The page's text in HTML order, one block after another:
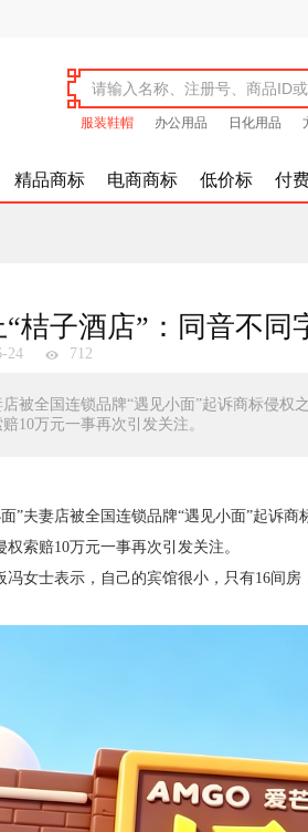
服装鞋帽 办公用品 日化用品
精品商标 电商商标 低价标 付
桔子酒店”：同音不同
24 712
被全国连锁品牌“遇见小面”起诉商标侵
10万元一事再次引发关注。
夫妻店被全国连锁品牌“遇见小面”起诉商
索赔10万元一事再次引发关注。
女士表示，自己的宾馆很小，只有16间房